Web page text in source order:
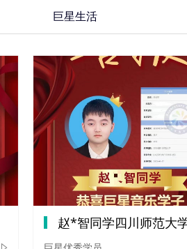
巨星生活
赵*智同学四川师范大